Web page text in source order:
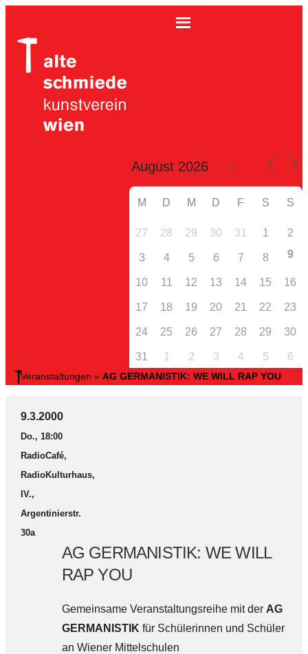
M D M D F S S
27 28 29 30 31 1 2
3 4 5 6 7 8 9
10 11 12 13 14 15 16
17 18 19 20 21 22 23
24 25 26 27 28 29 30
31 1 2 3 4 5 6
Veranstaltungen » AG GERMANISTIK: WE WILL RAP YOU
9.3.2000
Do., 18:00
RadioCafé,
RadioKulturhaus,
IV.,
Argentinierstr.
30a
AG GERMANISTIK: WE WILL
RAP YOU
Gemeinsame Veranstaltungsreihe mit der AG
GERMANISTIK für Schülerinnen und Schüler
an Wiener Mittelschulen